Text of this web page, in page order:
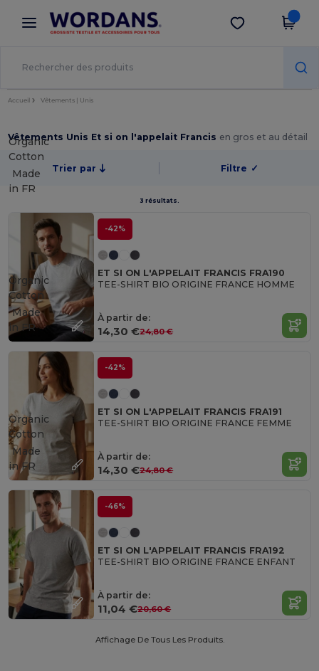
× Appli Wordans
Meilleurs prix sur l’app !
Obtenir l'appli
Accueil Vêtements | Unis
Vêtements Unis Et si on l'appelait Francis en gros et au détail
Trier par Filtre ✓
3 résultats.
Organic
Cotton
Made
in FR
-42%
ET SI ON L'APPELAIT FRANCIS FRA190
TEE-SHIRT BIO ORIGINE FRANCE HOMME
À partir de:
14,30 €24,80 €
Organic
Cotton
Made
in FR
-42%
ET SI ON L'APPELAIT FRANCIS FRA191
TEE-SHIRT BIO ORIGINE FRANCE FEMME
À partir de:
14,30 €24,80 €
Organic
Cotton
Made
in FR
-46%
ET SI ON L'APPELAIT FRANCIS FRA192
TEE-SHIRT BIO ORIGINE FRANCE ENFANT
À partir de:
11,04 €20,60 €
Affichage De Tous Les Produits.